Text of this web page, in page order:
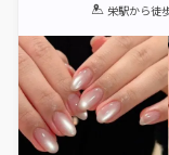
1 2 3 4 5
栄駅から徒